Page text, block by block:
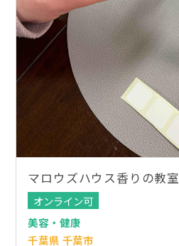
マロウズハウス香りの教室
オンライン可
美容・健康
千葉県 千葉市